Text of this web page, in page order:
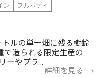
ン
フルボディ
ルの単一畑に残る樹齢
で造られる限定生産の
ーやプラ…
詳細を見る